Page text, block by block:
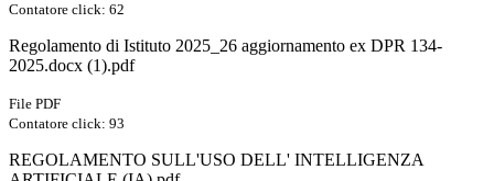
Contatore click: 62
Regolamento di Istituto 2025_26 aggiornamento ex DPR 134-
2025.docx (1).pdf
File PDF
Contatore click: 93
REGOLAMENTO SULL'USO DELL' INTELLIGENZA